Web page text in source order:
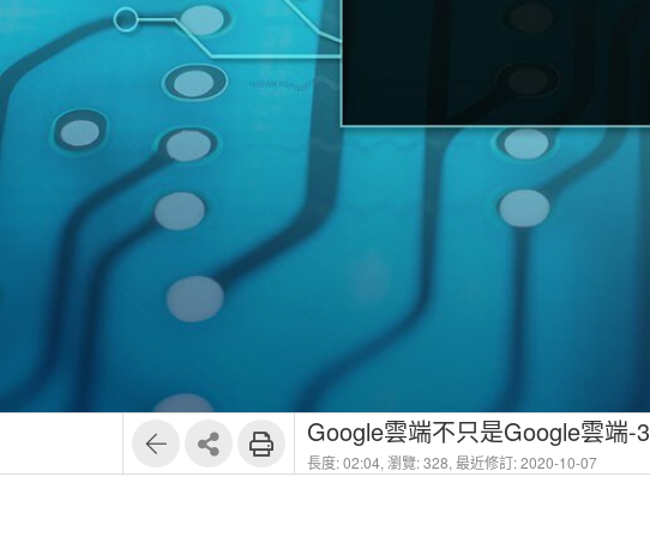
Google雲端不只是Google雲端-3
長度: 02:04, 瀏覽: 328, 最近修訂: 2020-10-07